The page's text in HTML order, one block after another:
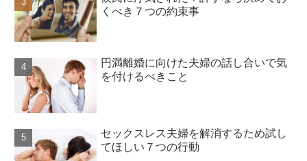
くべき７つの約束事
円満離婚に向けた夫婦の話し合いで気
を付けるべきこと
セックスレス夫婦を解消するため試し
てほしい７つの行動